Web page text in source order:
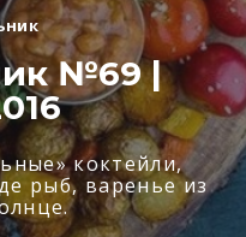
№69 |
коктейли,
рыб, варенье из